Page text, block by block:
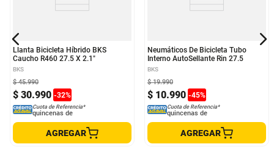
Llanta Bicicleta Híbrido BKS
Caucho R460 27.5 X 2.1"
BKS
$ 30.990 -32%
$ 45.990
Cuota de Referencia*
quincenas de
AGREGAR
Neumáticos De Bicicleta Tubo
Interno AutoSellante Rin 27.5
BKS
$ 10.990 -45%
$ 19.990
Cuota de Referencia*
quincenas de
AGREGAR